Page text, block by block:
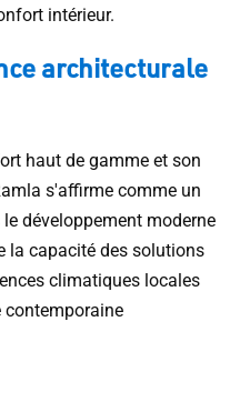
intérieur.
architecturale
haut de gamme et son
s'affirme comme un
le développement moderne
la capacité des solutions
climatiques locales
contemporaine